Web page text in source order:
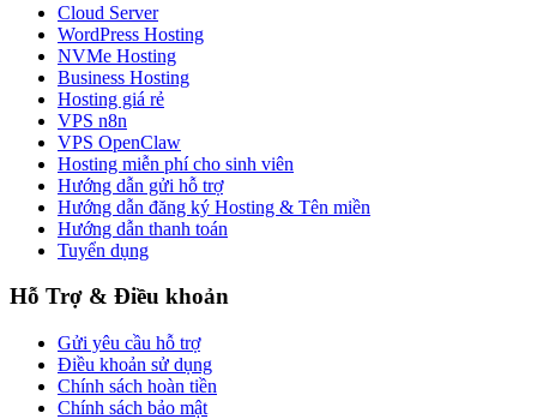
Cloud Server
WordPress Hosting
NVMe Hosting
Business Hosting
Hosting giá rẻ
VPS n8n
VPS OpenClaw
Hosting miễn phí cho sinh viên
Hướng dẫn gửi hỗ trợ
Hướng dẫn đăng ký Hosting & Tên miền
Hướng dẫn thanh toán
Tuyển dụng
Hỗ Trợ & Điều khoản
Gửi yêu cầu hỗ trợ
Điều khoản sử dụng
Chính sách hoàn tiền
Chính sách bảo mật